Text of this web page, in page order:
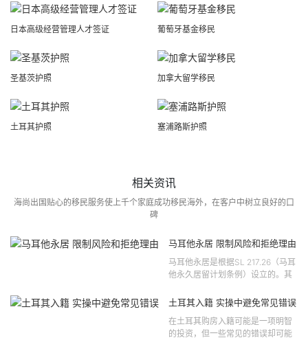
日本高级经营管理人才签证 葡萄牙基金移民
圣基茨护照 加拿大留学移民
土耳其护照 塞浦路斯护照
相关资讯
海尚出国贴心的移民服务使上千个家庭成功移民海外，在客户中树立良好的口
碑
马耳他永居 限制风险和拒绝理由
马耳他永居是根据SL 217.26（马耳
他永久居留计划条例）设立的。其
121 号法律公告，并随后根据2024
土耳其入籍 实操中避免常见错误
在土耳其购房入籍可能是一项明智
的投资，但一些常见的错误却可能